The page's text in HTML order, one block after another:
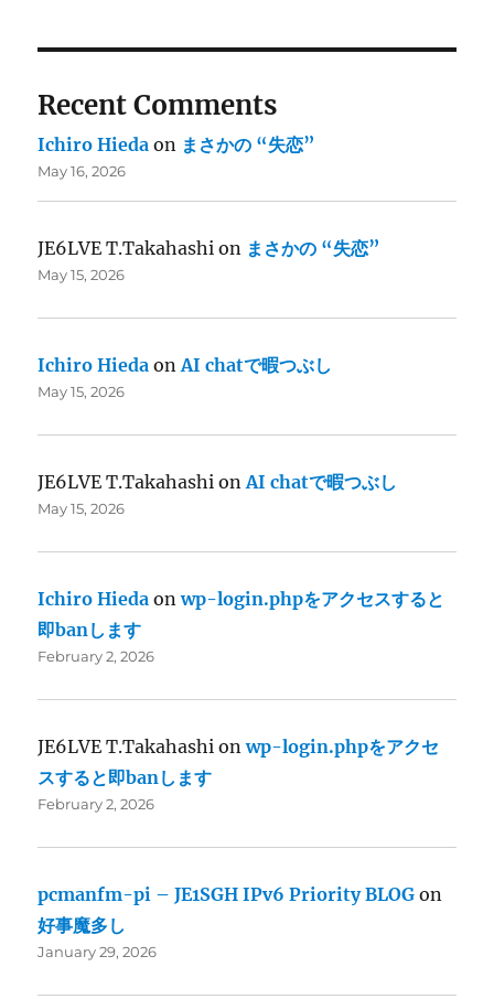
Recent Comments
Ichiro Hieda on まさかの “失恋”
May 16, 2026
JE6LVE T.Takahashi on まさかの “失恋”
May 15, 2026
Ichiro Hieda onAI chatで暇つぶし
May 15, 2026
JE6LVE T.Takahashi onAI chatで暇つぶし
May 15, 2026
Ichiro Hieda onwp-login.phpをアクセスすると
即banします
February 2, 2026
JE6LVE T.Takahashi onwp-login.phpをアクセ
スすると即banします
February 2, 2026
pcmanfm-pi – JE1SGH IPv6 Priority BLOG on
好事魔多し
January 29, 2026